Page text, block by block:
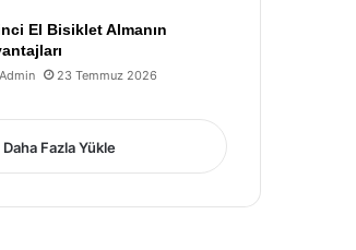
El Bisiklet Almanın
Admin 23 Temmuz 2026
Daha Fazla Yükle